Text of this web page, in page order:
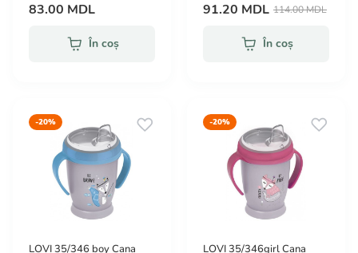
83.00 MDL
În coș
91.20 MDL 114.00 MDL
În coș
-20%
LOVI 35/346 boy Cana
-20%
LOVI 35/346girl Cana